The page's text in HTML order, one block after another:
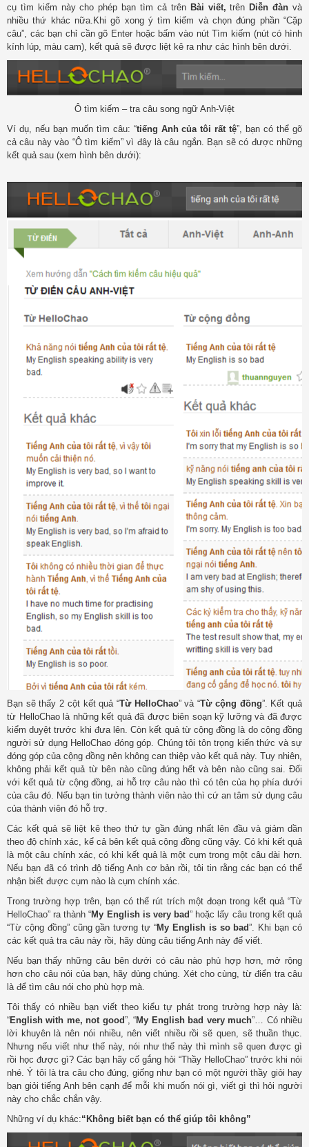
cụ tìm kiếm này cho phép bạn tìm cả trên Bài viết,trên Diễn đànvà
nhiều thứ khác nữa.Khi gõ xong ý tìm kiếm và chọn đúng phần “Cặp
câu”, các bạn chỉ cần gõ Enter hoặc bấm vào nút Tìm kiếm (nút có hình
kính lúp, màu cam), kết quả sẽ được liệt kê ra như các hình bên dưới.
Ô tìm kiếm – tra câu song ngữ Anh-Việt
Ví dụ, nếu bạn muốn tìm câu: “tiếng Anh của tôi rất tệ”, bạn có thể gõ
cả câu này vào “Ô tìm kiếm” vì đây là câu ngắn. Bạn sẽ có được những
kết quả sau (xem hình bên dưới):
Bạn sẽ thấy 2 cột kết quả “Từ HelloChao” và “Từ cộng đồng”. Kết quả
từ HelloChao là những kết quả đã được biên soạn kỹ lưỡng và đã được
kiểm duyệt trước khi đưa lên. Còn kết quả từ cộng đồng là do cộng đồng
người sử dụng HelloChao đóng góp. Chúng tôi tôn trọng kiến thức và sự
đóng góp của cộng đồng nên không can thiệp vào kết quả này. Tuy nhiên,
không phải kết quả từ bên nào cũng đúng hết và bên nào cũng sai. Đối
với kết quả từ cộng đồng, ai hỗ trợ câu nào thì có tên của họ phía dưới
của câu đó. Nếu bạn tin tưởng thành viên nào thì cứ an tâm sử dụng câu
của thành viên đó hỗ trợ.
Các kết quả sẽ liệt kê theo thứ tự gần đúng nhất lên đầu và giảm dần
theo độ chính xác, kể cả bên kết quả cộng đồng cũng vậy. Có khi kết quả
là một câu chính xác, có khi kết quả là một cụm trong một câu dài hơn.
Nếu bạn đã có trình độ tiếng Anh cơ bản rồi, tôi tin rằng các bạn có thể
nhận biết được cụm nào là cụm chính xác.
Trong trường hợp trên, bạn có thể rút trích một đoạn trong kết quả “Từ
HelloChao” ra thành “My English is very bad” hoặc lấy câu trong kết quả
“Từ cộng đồng” cũng gần tương tự “My English is so bad”. Khi bạn có
các kết quả tra câu này rồi, hãy dùng câu tiếng Anh này để viết.
Nếu bạn thấy những câu bên dưới có câu nào phù hợp hơn, mở rộng
hơn cho câu nói của bạn, hãy dùng chúng. Xét cho cùng, từ điển tra câu
là để tìm câu nói cho phù hợp mà.
Tôi thấy có nhiều bạn viết theo kiểu tự phát trong trường hợp này là:
“English with me, not good”, “My English bad very much”… Có nhiều
lời khuyên là nên nói nhiều, nên viết nhiều rồi sẽ quen, sẽ thuần thục.
Nhưng nếu viết như thế này, nói như thế này thì mình sẽ quen được gì
rồi học được gì? Các bạn hãy cố gắng hỏi “Thầy HelloChao” trước khi nói
nhé. Ý tôi là tra câu cho đúng, giống như bạn có một người thầy giỏi hay
bạn giỏi tiếng Anh bên cạnh để mỗi khi muốn nói gì, viết gì thì hỏi người
này cho chắc chắn vậy.
Những ví dụ khác:“Không biết bạn có thể giúp tôi không”